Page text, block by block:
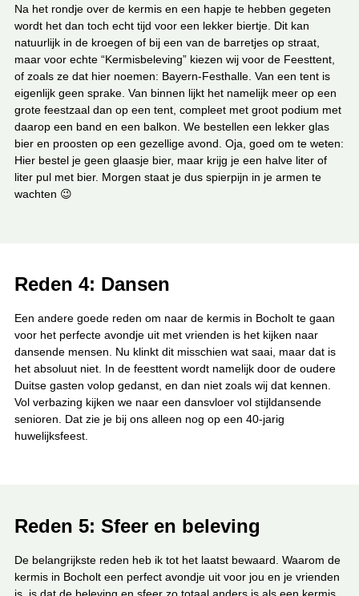
Na het rondje over de kermis en een hapje te hebben gegeten
wordt het dan toch echt tijd voor een lekker biertje. Dit kan
natuurlijk in de kroegen of bij een van de barretjes op straat,
maar voor echte “Kermisbeleving” kiezen wij voor de Feesttent,
of zoals ze dat hier noemen: Bayern-Festhalle. Van een tent is
eigenlijk geen sprake. Van binnen lijkt het namelijk meer op een
grote feestzaal dan op een tent, compleet met groot podium met
daarop een band en een balkon. We bestellen een lekker glas
bier en proosten op een gezellige avond. Oja, goed om te weten:
Hier bestel je geen glaasje bier, maar krijg je een halve liter of
liter pul met bier. Morgen staat je dus spierpijn in je armen te
wachten 😉
Reden 4: Dansen
Een andere goede reden om naar de kermis in Bocholt te gaan
voor het perfecte avondje uit met vrienden is het kijken naar
dansende mensen. Nu klinkt dit misschien wat saai, maar dat is
het absoluut niet. In de feesttent wordt namelijk door de oudere
Duitse gasten volop gedanst, en dan niet zoals wij dat kennen.
Vol verbazing kijken we naar een dansvloer vol stijldansende
senioren. Dat zie je bij ons alleen nog op een 40-jarig
huwelijksfeest.
Reden 5: Sfeer en beleving
De belangrijkste reden heb ik tot het laatst bewaard. Waarom de
kermis in Bocholt een perfect avondje uit voor jou en je vrienden
is, is dat de beleving en sfeer zo totaal anders is als een kermis